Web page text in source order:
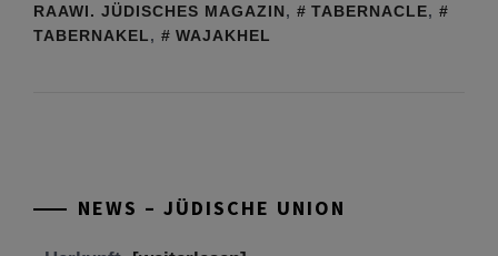
RAAWI. JÜDISCHES MAGAZIN, TABERNACLE,
TABERNAKEL, WAJAKHEL
NEWS – JÜDISCHE UNION
Tu be’Aw – das jüdische Fest der Liebe, der
Herkunft,[weiterlesen]